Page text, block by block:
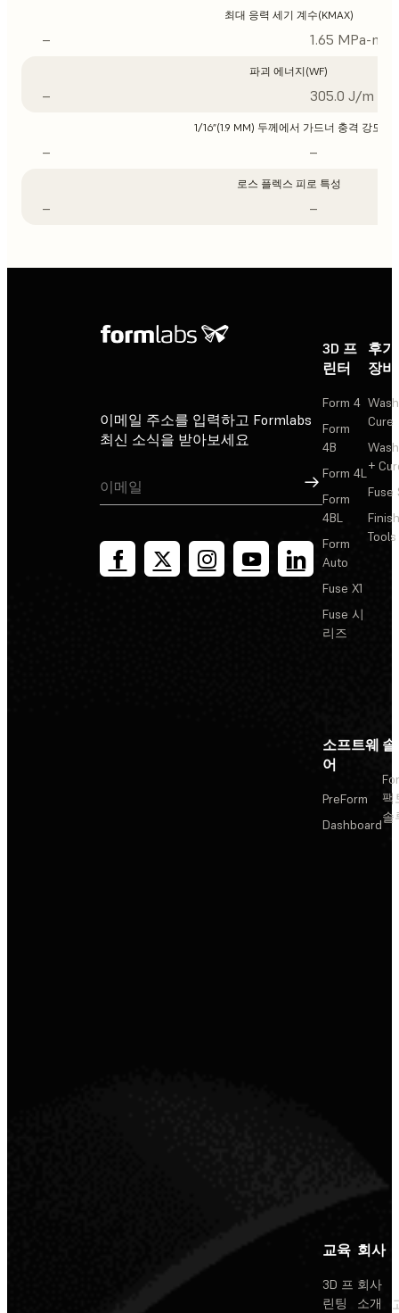
최대 응력 세기 계수(KMAX)
– 1.65 MPa-m1/
파괴 에너지(WF)
– 305.0 J/m
1/16”(1.9 MM) 두께에서 가드너 충격 강도
– –
로스 플렉스 피로 특성
– –
이메일 주소를 입력하고 Formlabs
최신 소식을 받아보세요
가입
3D 프
린터
Form 4
Form
4B
Form 4L
Form
4BL
Form
Auto
Fuse X1
Fuse 시
리즈
후
장비
Cure
+
Fuse
Tools
소프트웨
어
PreForm
Dashboard
팩
솔
교육
3D 프
린팅
회사
회사
소개